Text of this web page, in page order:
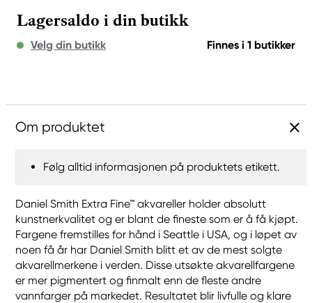
Lagersaldo i din butikk
Velg din butikk Finnes i 1 butikker
Om produktet
Følg alltid informasjonen på produktets etikett.
Daniel Smith Extra Fine™ akvareller holder absolutt
kunstnerkvalitet og er blant de fineste som er å få kjøpt.
Fargene fremstilles for hånd i Seattle i USA, og i løpet av
noen få år har Daniel Smith blitt et av de mest solgte
akvarellmerkene i verden. Disse utsøkte akvarellfargene
er mer pigmentert og finmalt enn de fleste andre
vannfarger på markedet. Resultatet blir livfulle og klare